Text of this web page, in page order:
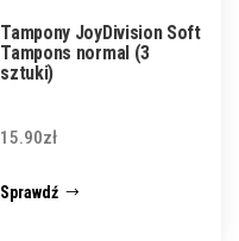
Tampony JoyDivision Soft
Tampons normal (3
sztuki)
15.90zł
Sprawdź